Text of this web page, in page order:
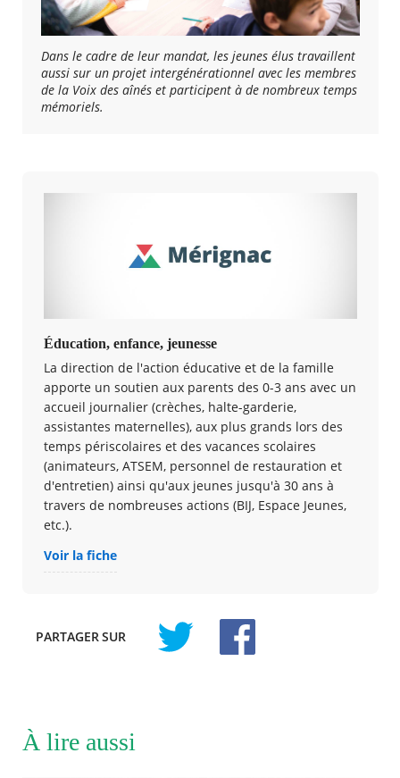
Dans le cadre de leur mandat, les jeunes élus travaillent
aussi sur un projet intergénérationnel avec les membres
de la Voix des aînés et participent à de nombreux temps
mémoriels.
Éducation, enfance, jeunesse
La direction de l'action éducative et de la famille
apporte un soutien aux parents des 0-3 ans avec un
accueil journalier (crèches, halte-garderie,
assistantes maternelles), aux plus grands lors des
temps périscolaires et des vacances scolaires
(animateurs, ATSEM, personnel de restauration et
d'entretien) ainsi qu'aux jeunes jusqu'à 30 ans à
travers de nombreuses actions (BIJ, Espace Jeunes,
etc.).
Voir la fiche
PARTAGERSUR
À lire aussi